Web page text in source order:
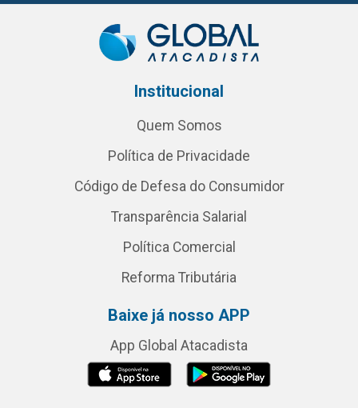
Institucional
Quem Somos
Política de Privacidade
Código de Defesa do Consumidor
Transparência Salarial
Política Comercial
Reforma Tributária
Baixe já nosso APP
App Global Atacadista